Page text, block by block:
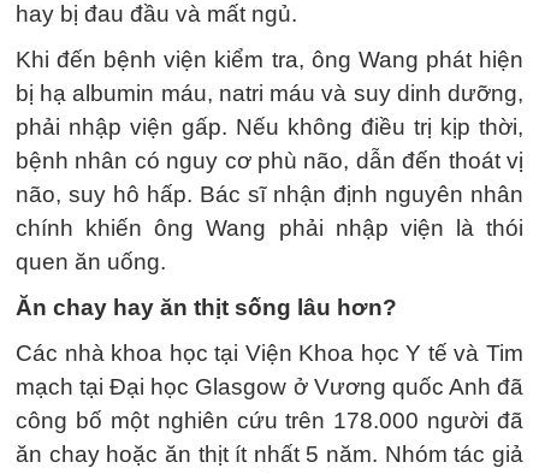
hay bị đau đầu và mất ngủ.
Khi đến bệnh viện kiểm tra, ông Wang phát hiện
bị hạ albumin máu, natri máu và suy dinh dưỡng,
phải nhập viện gấp. Nếu không điều trị kịp thời,
bệnh nhân có nguy cơ phù não, dẫn đến thoát vị
não, suy hô hấp. Bác sĩ nhận định nguyên nhân
chính khiến ông Wang phải nhập viện là thói
quen ăn uống.
Ăn chay hay ăn thịt sống lâu hơn?
Các nhà khoa học tại Viện Khoa học Y tế và Tim
mạch tại Đại học Glasgow ở Vương quốc Anh đã
công bố một nghiên cứu trên 178.000 người đã
ăn chay hoặc ăn thịt ít nhất 5 năm. Nhóm tác giả